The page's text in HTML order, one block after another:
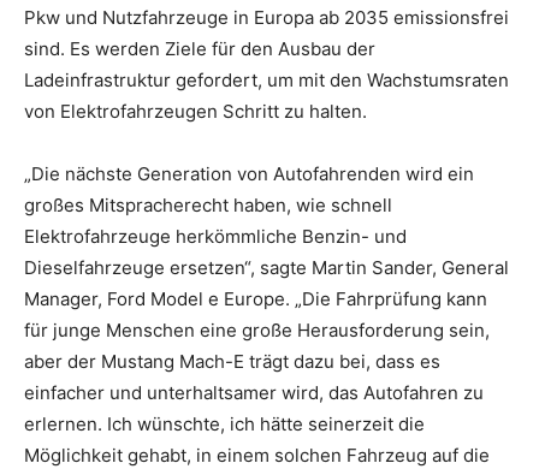
Pkw und Nutzfahrzeuge in Europa ab 2035 emissionsfrei
sind. Es werden Ziele für den Ausbau der
Ladeinfrastruktur gefordert, um mit den Wachstumsraten
von Elektrofahrzeugen Schritt zu halten.
„Die nächste Generation von Autofahrenden wird ein
großes Mitspracherecht haben, wie schnell
Elektrofahrzeuge herkömmliche Benzin- und
Dieselfahrzeuge ersetzen“, sagte Martin Sander, General
Manager, Ford Model e Europe. „Die Fahrprüfung kann
für junge Menschen eine große Herausforderung sein,
aber der Mustang Mach-E trägt dazu bei, dass es
einfacher und unterhaltsamer wird, das Autofahren zu
erlernen. Ich wünschte, ich hätte seinerzeit die
Möglichkeit gehabt, in einem solchen Fahrzeug auf die